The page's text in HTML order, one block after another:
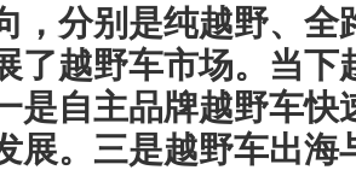
，分别是纯越野、
了越野车市场。当
是自主品牌越野车
展。三是越野车出海